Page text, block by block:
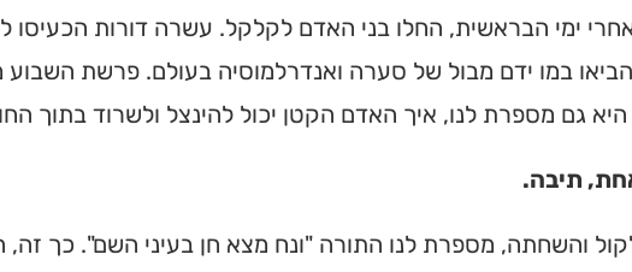
ימי הבראשית, החלו בני האדם לקלקל. עשרה דורות הכעיסו
במו ידם מבול של סערה ואנדרלמוסיה בעולם. פרשת השבוע
גם מספרת לנו, איך האדם הקטן יכול להינצל ולשרוד בתוך
תיבה.
והשחתה, מספרת לנו התורה "ונח מצא חן בעיני השם". כך זה,